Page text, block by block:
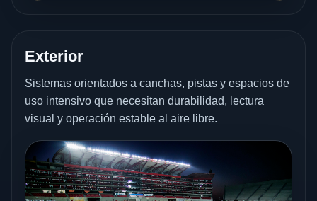
Exterior
Sistemas orientados a canchas, pistas y espacios de
uso intensivo que necesitan durabilidad, lectura
visual y operación estable al aire libre.